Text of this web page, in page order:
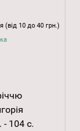
(від 10 до 40 грн.)
- 104 с.